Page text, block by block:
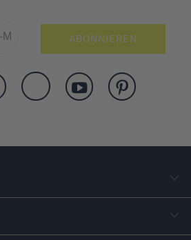
ABONNIEREN